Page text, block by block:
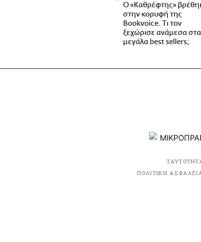
Ο «Καθρέφτης»
στην κορυφή της
Bookvoice. Τι τον
ξεχώρισε ανάμεσα στα
μεγάλα best sellers;
ΠΟΛΙΤΙΚΗ